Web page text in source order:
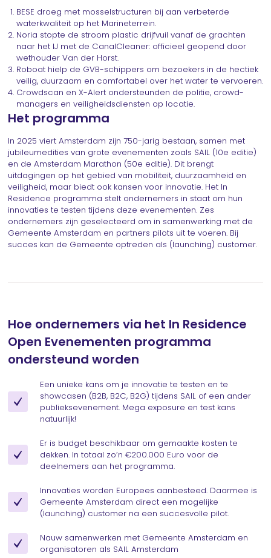
BESE droeg met mosselstructuren bij aan verbeterde
waterkwaliteit op het Marineterrein.
Noria stopte de stroom plastic drijfvuil vanaf de grachten
naar het IJ met de CanalCleaner: officieel geopend door
wethouder Van der Horst.
Roboat hielp de GVB-schippers om bezoekers in de hectiek
veilig, duurzaam en comfortabel over het water te vervoeren.
Crowdscan en X-Alert ondersteunden de politie, crowd-
managers en veiligheidsdiensten op locatie.
Het programma
In 2025 viert Amsterdam zijn 750-jarig bestaan, samen met
jubileumedities van grote evenementen zoals SAIL (10e editie)
en de Amsterdam Marathon (50e editie). Dit brengt
uitdagingen op het gebied van mobiliteit, duurzaamheid en
veiligheid, maar biedt ook kansen voor innovatie. Het In
Residence programma stelt ondernemers in staat om hun
innovaties te testen tijdens deze evenementen. Zes
ondernemers zijn geselecteerd om in samenwerking met de
Gemeente Amsterdam en partners pilots uit te voeren. Bij
succes kan de Gemeente optreden als (launching) customer.
Hoe ondernemers via het In Residence
Open Evenementen programma
ondersteund worden
Een unieke kans om je innovatie te testen en te
showcasen (B2B, B2C, B2G) tijdens SAIL of een ander
publieksevenement. Mega exposure en test kans
natuurlijk!
Er is budget beschikbaar om gemaakte kosten te
dekken. In totaal zo’n €200.000 Euro voor de
deelnemers aan het programma.
Innovaties worden Europees aanbesteed. Daarmee is
Gemeente Amsterdam direct een mogelijke
(launching) customer na een succesvolle pilot.
Nauw samenwerken met Gemeente Amsterdam en
organisatoren als SAIL Amsterdam